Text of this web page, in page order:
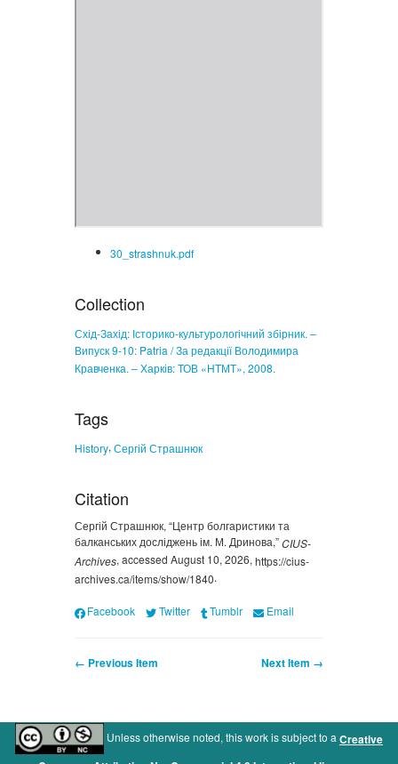
30_strashnuk.pdf
Collection
Схід-Захід: Історико-культурологічний збірник. –
Випуск 9-10: Patria / За редакції Володимира
Кравченка. – Харків: ТОВ «НТМТ», 2008.
Tags
History, Сергій Страшнюк
Citation
Сергій Страшнюк, “Центр болгаристики та
балканських досліджень ім. М. Дринова,”CIUS-
Archives, accessed August 10, 2026, https://cius-
archives.ca/items/show/1840.
Facebook Twitter Tumblr Email
← Previous Item Next Item →
Unless otherwise noted, this work is subject to a Creative